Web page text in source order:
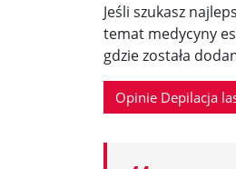
Jeśli szukasz
temat medycyny
gdzie została
Opinie Depilacja